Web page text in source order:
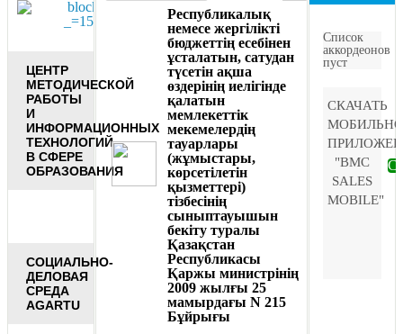
ЦЕНТР
МЕТОДИЧЕСКОЙ
РАБОТЫ
И
ИНФОРМАЦИОННЫХ
ТЕХНОЛОГИЙ
В СФЕРЕ
ОБРАЗОВАНИЯ
СОЦИАЛЬНО-
ДЕЛОВАЯ
СРЕДА
AGARTU
Список
аккордеонов
пуст
СКАЧАТЬ
"BMC
SALES
MOBILE"
Республикалық
немесе жергiлiктi
бюджеттiң есебiнен
ұсталатын, сатудан
түсетiн ақша
өздерiнiң иелiгiнде
қалатын
мемлекеттiк
мекемелердiң
тауарлары
(жұмыстары,
көрсетiлетiн
қызметтерi)
тiзбесiнiң
сыныптауышын
бекiту туралы
Қазақстан
Республикасы
Қаржы министрiнiң
2009 жылғы 25
мамырдағы N 215
Бұйрығы